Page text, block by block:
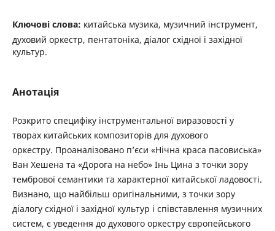
Ключові слова: китайська музика, музичний інструмент,
духовий оркестр, пентатоніка, діалог східної і західної
культур.
Анотація
Розкрито специфіку інструментальної виразовості у
творах китайських композиторів для духового
оркестру. Проаналізовано п’єси «Нічна краса пасовиська»
Ван Хешена та «Дорога на небо» Інь Цина з точки зору
тембрової семантики та характерної китайської ладовості.
Визнано, що найбільш оригінальними, з точки зору
діалогу східної і західної культур і співставлення музичних
систем, є уведення до духового оркестру європейського